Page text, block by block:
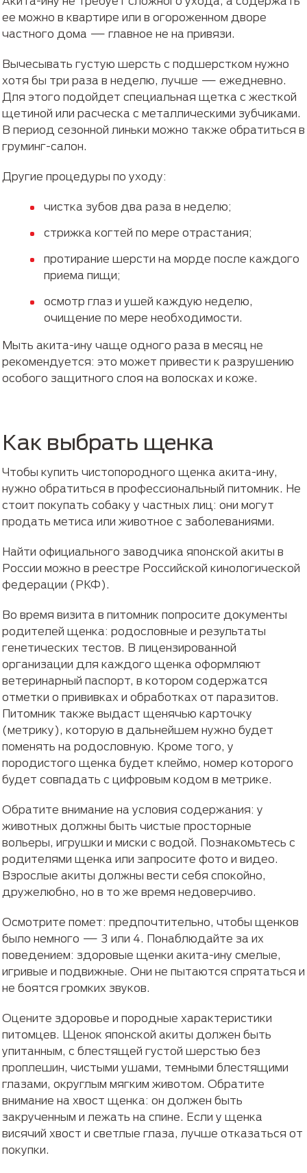
ее можно в квартире или в огороженном дворе
частного дома — главное не на привязи.
Вычесывать густую шерсть с подшерстком нужно
хотя бы три раза в неделю, лучше — ежедневно.
Для этого подойдет специальная щетка с жесткой
щетиной или расческа с металлическими зубчиками.
В период сезонной линьки можно также обратиться в
груминг-салон.
Другие процедуры по уходу:
чистка зубов два раза в неделю;
стрижка когтей по мере отрастания;
протирание шерсти на морде после каждого
приема пищи;
осмотр глаз и ушей каждую неделю,
очищение по мере необходимости.
Мыть акита-ину чаще одного раза в месяц не
рекомендуется: это может привести к разрушению
особого защитного слоя на волосках и коже.
Как выбрать щенка
Чтобы купить чистопородного щенка акита-ину,
нужно обратиться в профессиональный питомник. Не
стоит покупать собаку у частных лиц: они могут
продать метиса или животное с заболеваниями.
Найти официального заводчика японской акиты в
России можно в реестре Российской кинологической
федерации (РКФ).
Во время визита в питомник попросите документы
родителей щенка: родословные и результаты
генетических тестов. В лицензированной
организации для каждого щенка оформляют
ветеринарный паспорт, в котором содержатся
отметки о прививках и обработках от паразитов.
Питомник также выдаст щенячью карточку
(метрику), которую в дальнейшем нужно будет
поменять на родословную. Кроме того, у
породистого щенка будет клеймо, номер которого
будет совпадать с цифровым кодом в метрике.
Обратите внимание на условия содержания: у
животных должны быть чистые просторные
вольеры, игрушки и миски с водой. Познакомьтесь с
родителями щенка или запросите фото и видео.
Взрослые акиты должны вести себя спокойно,
дружелюбно, но в то же время недоверчиво.
Осмотрите помет: предпочтительно, чтобы щенков
было немного — 3 или 4. Понаблюдайте за их
поведением: здоровые щенки акита-ину смелые,
игривые и подвижные. Они не пытаются спрятаться и
не боятся громких звуков.
Оцените здоровье и породные характеристики
питомцев. Щенок японской акиты должен быть
упитанным, с блестящей густой шерстью без
проплешин, чистыми ушами, темными блестящими
глазами, округлым мягким животом. Обратите
внимание на хвост щенка: он должен быть
закрученным и лежать на спине. Если у щенка
висячий хвост и светлые глаза, лучше отказаться от
покупки.